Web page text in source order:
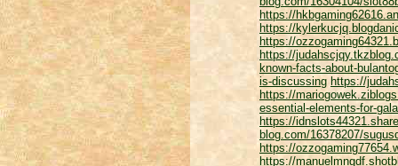
https://
https://
https://
https://
known-facts-about-
is-discussing https://
https://
essential-elements-for-
https://
blog.com/16378207/
https://
https://